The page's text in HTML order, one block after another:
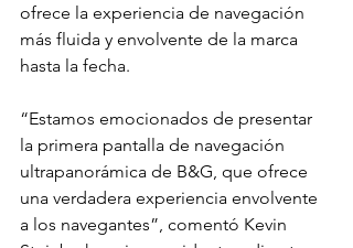
ofrece la experiencia de navegación
más fluida y envolvente de la marca
hasta la fecha.
“Estamos emocionados de presentar
la primera pantalla de navegación
ultrapanorámica de B&G, que ofrece
una verdadera experiencia envolvente
a los navegantes”, comentó Kevin